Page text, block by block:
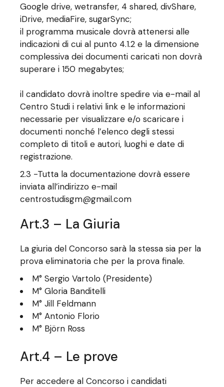
Google drive, wetransfer, 4 shared, divShare,
iDrive, mediaFire, sugarSync;
il programma musicale dovrà attenersi alle
indicazioni di cui al punto 4.1.2 e la dimensione
complessiva dei documenti caricati non dovrà
superare i 150 megabytes;
il candidato dovrà inoltre spedire via e-mail al
Centro Studi i relativi link e le informazioni
necessarie per visualizzare e/o scaricare i
documenti nonché l’elenco degli stessi
completo di titoli e autori, luoghi e date di
registrazione.
2.3 -Tutta la documentazione dovrà essere
inviata all’indirizzo e-mail
centrostudisgm@gmail.com
Art.3 – La Giuria
La giuria del Concorso sarà la stessa sia per la
prova eliminatoria che per la prova finale.
M° Sergio Vartolo (Presidente)
M° Gloria Banditelli
M° Jill Feldmann
M° Antonio Florio
M° Björn Ross
Art.4 – Le prove
Per accedere al Concorso i candidati